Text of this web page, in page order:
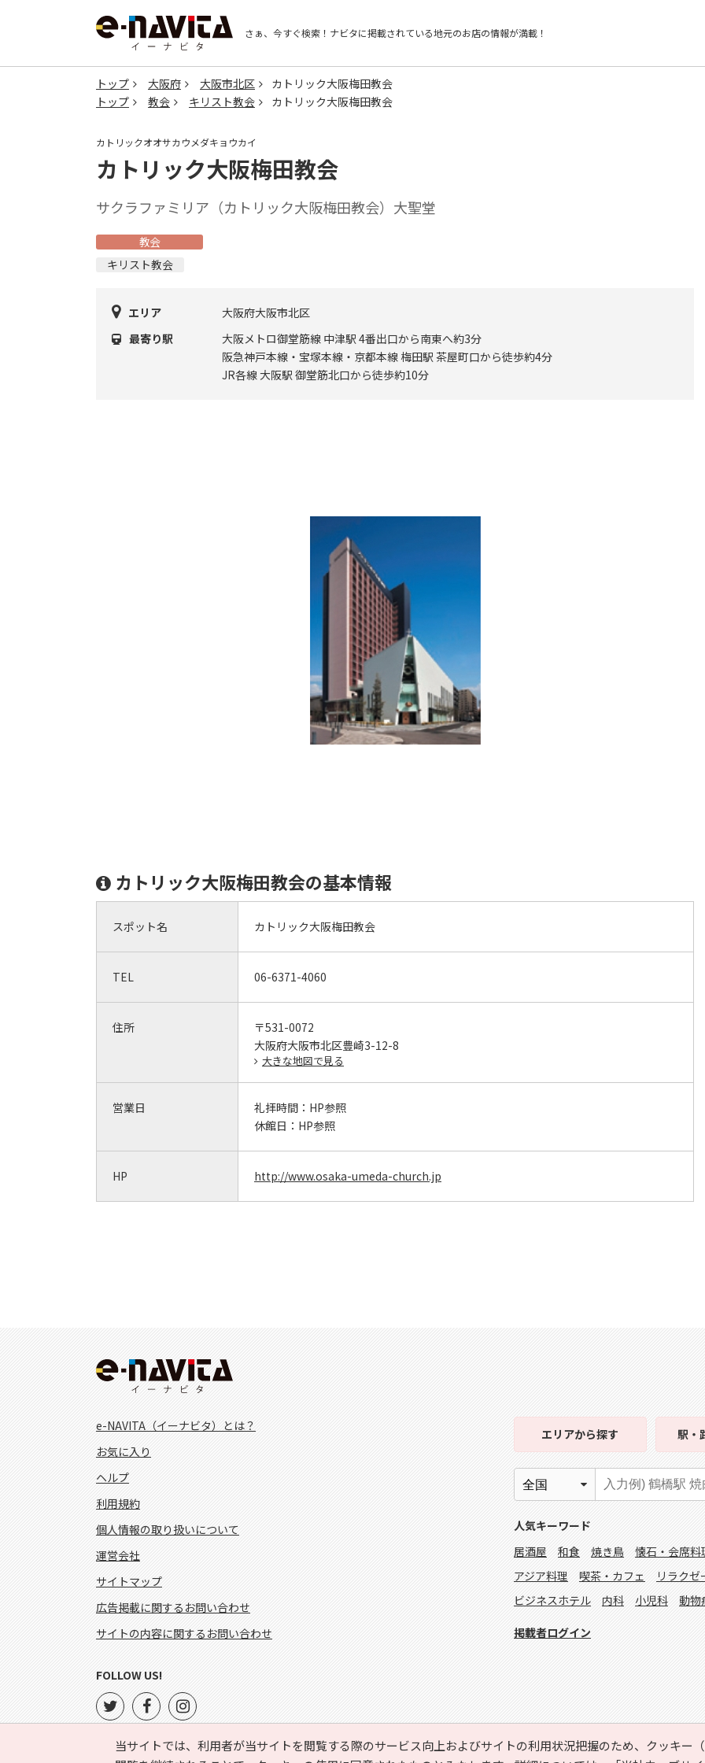
さぁ、今すぐ検索！ ナビタに掲載されている地元のお店の情報が満載！
トップ 大阪府 大阪市北区
カトリック大阪梅田教会
トップ
教会 キリスト教会 カトリック大阪梅田教会
カトリックオオサカウメダキョウカイ
カトリック大阪梅田教会
サクラファミリア（カトリック大阪梅田教会）大聖堂
教会
キリスト教会
エリア
大阪府大阪市北区
最寄り駅
大阪メトロ御堂筋線 中津駅 4番出口から南東へ約3分
阪急神戸本線・宝塚本線・京都本線 梅田駅 茶屋町口から徒歩約4分
JR各線 大阪駅 御堂筋北口から徒歩約10分
カトリック大阪梅田教会の基本情報
スポット名 カトリック大阪梅田教会
TEL 06-6371-4060
住所
〒531-0072
大阪府大阪市北区豊崎3-12-8
大きな地図で見る
営業日 礼拝時間： HP参照
休館日： HP参照
HP http://www.osaka-umeda-church.jp
当サイトでは、利用者が当サイトを閲覧する際のサービス向上およびサイトの利用状況把握のため、クッキー
e-NAVITA（イーナビタ）とは？
お気に入り
ヘルプ
利用規約
個人情報の取り扱いについて
運営会社
サイトマップ
広告掲載に関するお問い合わせ
サイトの内容に関するお問い合わせ
エリアから探す 駅・
人気キーワード
居酒屋
和食 焼き鳥 懐石・会席料
アジア料理
喫茶・カフェ リラクゼ
ビジネスホテル
内科 小児科 動物
掲載者ログイン
FOLLOW US!